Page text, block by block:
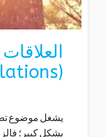
(Marriage Relations)
يشغل موضوع
بشكل كبير؛